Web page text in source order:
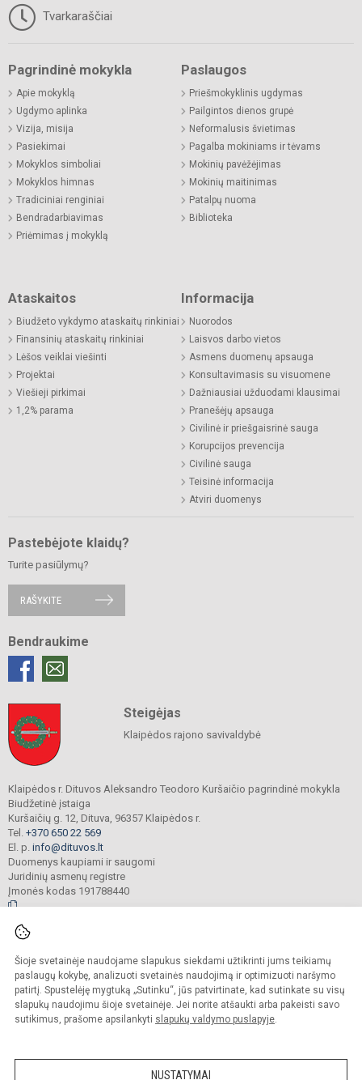
Šioje svetainėje naudojame slapukus siekdami užtikrinti jums teikiamų
paslaugų kokybę, analizuoti svetainės naudojimą ir optimizuoti naršymo
patirtį. Spustelėję mygtuką „Sutinku“, jūs patvirtinate, kad sutinkate su visų
slapukų naudojimu šioje svetainėje. Jei norite atšaukti arba pakeisti savo
sutikimus, prašome apsilankyti slapukų valdymo puslapyje.
NUSTATYMAI
Tvarkaraščiai
Pagrindinė mokykla
Apie mokyklą
Ugdymo aplinka
Vizija, misija
Pasiekimai
Mokyklos simboliai
Mokyklos himnas
Tradiciniai renginiai
Bendradarbiavimas
Priėmimas į mokyklą
Paslaugos
Priešmokyklinis ugdymas
Pailgintos dienos grupė
Neformalusis švietimas
Pagalba mokiniams ir tėvams
Mokinių pavėžėjimas
Mokinių maitinimas
Patalpų nuoma
Biblioteka
Ataskaitos
Biudžeto vykdymo ataskaitų rinkiniai
Finansinių ataskaitų rinkiniai
Lėšos veiklai viešinti
Projektai
Viešieji pirkimai
1,2% parama
Informacija
Nuorodos
Laisvos darbo vietos
Asmens duomenų apsauga
Konsultavimasis su visuomene
Dažniausiai užduodami klausimai
Pranešėjų apsauga
Civilinė ir priešgaisrinė sauga
Korupcijos prevencija
Civilinė sauga
Teisinė informacija
Atviri duomenys
Pastebėjote klaidų?
Turite pasiūlymų?
RAŠYKITE
Bendraukime
Steigėjas
Klaipėdos rajono savivaldybė
Klaipėdos r. Dituvos Aleksandro Teodoro Kuršaičio pagrindinė mokykla
Biudžetinė įstaiga
Kuršaičių g. 12, Dituva, 96357 Klaipėdos r.
Tel. +370 650 22 569
El. p. info@dituvos.lt
Duomenys kaupiami ir saugomi
Juridinių asmenų registre
Įmonės kodas 191788440
Visos teisės saugomos. Kopijuoti turinį be raštiško įstaigos administracijos
sutikimo griežtai draudžiama.
Prieinamumo paraiška Slapukų politika
Sumanus būdas atnaujinti